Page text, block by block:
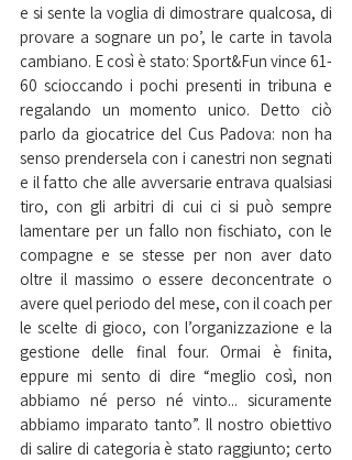
e si sente la voglia di dimostrare qualcosa, di
provare a sognare un po’, le carte in tavola
cambiano. E così è stato: Sport&Fun vince 61-
60 scioccando i pochi presenti in tribuna e
regalando un momento unico. Detto ciò
parlo da giocatrice del Cus Padova: non ha
senso prendersela con i canestri non segnati
e il fatto che alle avversarie entrava qualsiasi
tiro, con gli arbitri di cui ci si può sempre
lamentare per un fallo non fischiato, con le
compagne e se stesse per non aver dato
oltre il massimo o essere deconcentrate o
avere quel periodo del mese, con il coach per
le scelte di gioco, con l’organizzazione e la
gestione delle final four. Ormai è finita,
eppure mi sento di dire “meglio così, non
abbiamo né perso né vinto... sicuramente
abbiamo imparato tanto”. Il nostro obiettivo
di salire di categoria è stato raggiunto; certo